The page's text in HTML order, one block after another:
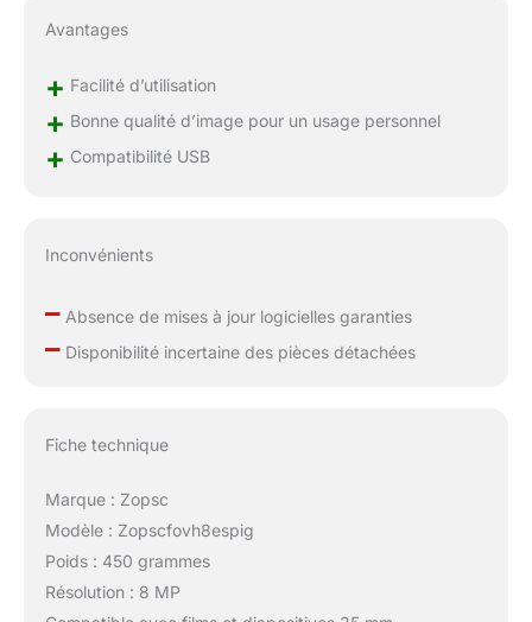
Avantages
+ Facilité d’utilisation
+ Bonne qualité d’image pour un usage personnel
+ Compatibilité USB
Inconvénients
–Absence de mises à jour logicielles garanties
–Disponibilité incertaine des pièces détachées
Fiche technique
Marque : Zopsc
Modèle : Zopscfovh8espig
Poids : 450 grammes
Résolution : 8 MP